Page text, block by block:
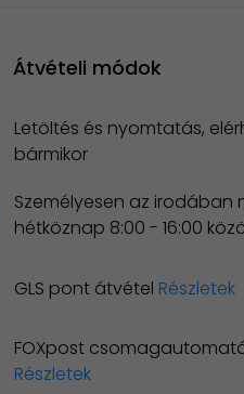
Átvételi módok
Letöltés és nyomtatás,
bármikor
Személyesen az irodában
hétköznap 8:00 - 16:00
GLS pont átvétel Részletek
FOXpost
Részletek